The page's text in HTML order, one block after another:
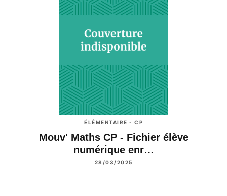
ÉLÉMENTAIRE - CP
Mouv' Maths CP - Fichier élève
numérique enr…
28/03/2025